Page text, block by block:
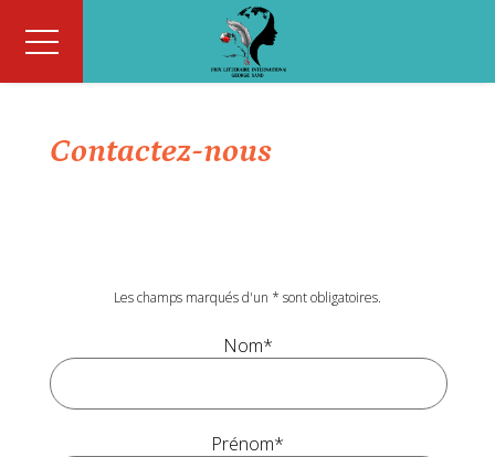
Contactez-nous
Les champs marqués d'un * sont obligatoires.
Nom*
Prénom*